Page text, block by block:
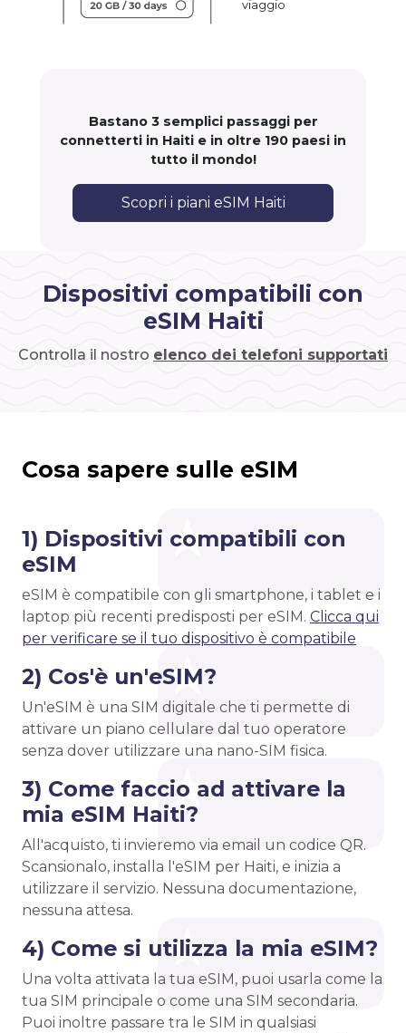
viaggio
Bastano 3 semplici passaggi per
connetterti in Haiti e in oltre 190 paesi in
tutto il mondo!
Scopri i piani eSIM Haiti
Dispositivi compatibili con
eSIM Haiti
Controlla il nostro elenco dei telefoni supportati
Cosa sapere sulle eSIM
1) Dispositivi compatibili con
eSIM
eSIM è compatibile con gli smartphone, i tablet e i
laptop più recenti predisposti per eSIM. Clicca qui
per verificare se il tuo dispositivo è compatibile
2) Cos'è un'eSIM?
Un'eSIM è una SIM digitale che ti permette di
attivare un piano cellulare dal tuo operatore
senza dover utilizzare una nano-SIM fisica.
3) Come faccio ad attivare la
mia eSIM Haiti?
All'acquisto, ti invieremo via email un codice QR.
Scansionalo, installa l'eSIM per Haiti, e inizia a
utilizzare il servizio. Nessuna documentazione,
nessuna attesa.
4) Come si utilizza la mia eSIM?
Una volta attivata la tua eSIM, puoi usarla come la
tua SIM principale o come una SIM secondaria.
Puoi inoltre passare tra le SIM in qualsiasi